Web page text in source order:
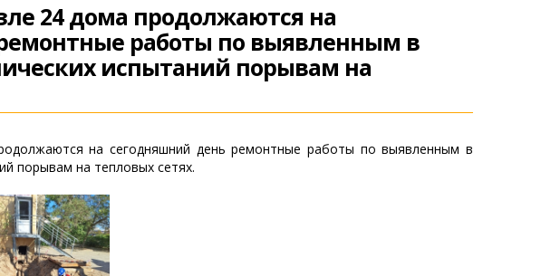
24 дома продолжаются на
работы по выявленным в
испытаний порывам на
на сегодняшний день ремонтные работы по выявленным в
порывам на тепловых сетях.